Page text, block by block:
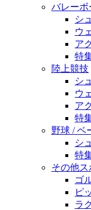
バレーボ
シ
ウ
ア
特
陸上競技
シ
ウ
ア
特
野球 / ベ
シ
特
その他ス
ゴ
ピ
ラ